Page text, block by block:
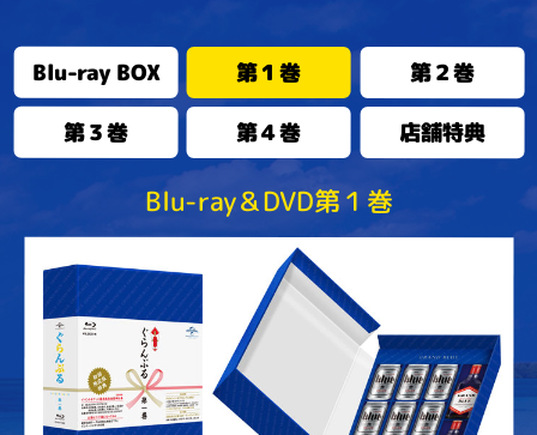
Blu-ray BOX 第１巻
第２巻
第３巻
第４巻 店舗特典
Blu-ray＆DVD第１巻